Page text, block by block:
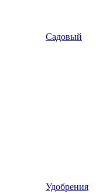
Садовый
Удобрения